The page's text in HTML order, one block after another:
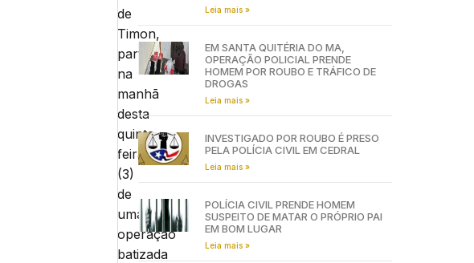
de
Timon,
participou
na
manhã
desta
quinta-
feira
(3)
de
uma
operação
batizada
Leia mais »
EM SANTA QUITÉRIA DO MA,
OPERAÇÃO POLICIAL PRENDE
HOMEM POR ROUBO E TRÁFICO DE
DROGAS
Leia mais »
INVESTIGADO POR ROUBO É PRESO
PELA POLÍCIA CIVIL EM CEDRAL
Leia mais »
POLÍCIA CIVIL PRENDE HOMEM
SUSPEITO DE MATAR O PRÓPRIO PAI
EM BOM LUGAR
Leia mais »